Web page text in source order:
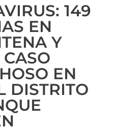
149
EN
Y
EN
DISTRITO